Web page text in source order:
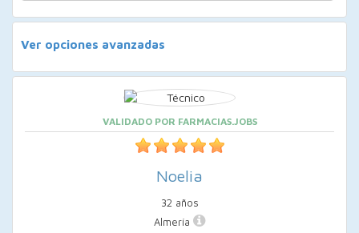
Ver opciones avanzadas
VALIDADO POR FARMACIAS.JOBS
Noelia
32 años
Almería